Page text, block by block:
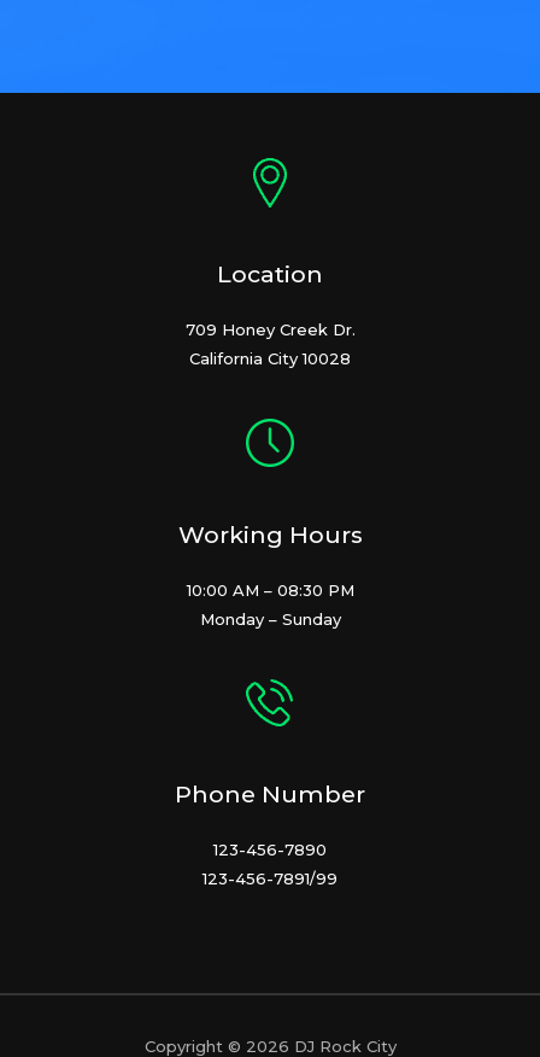
Location
709 Honey Creek Dr.
California City 10028
Working Hours
10:00 AM – 08:30 PM
Monday – Sunday
Phone Number
123-456-7890
123-456-7891/99
Copyright © 2026 DJ Rock City